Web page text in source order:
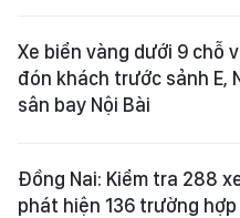
Xe biển vàng dưới 9 chỗ
đón khách trước sảnh E,
sân bay Nội Bài
Đồng Nai: Kiểm tra 288
phát hiện 136 trường